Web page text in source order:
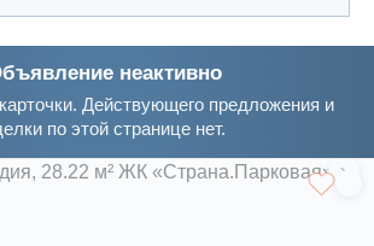
неактивно
Действующего предложения и
по этой странице нет.